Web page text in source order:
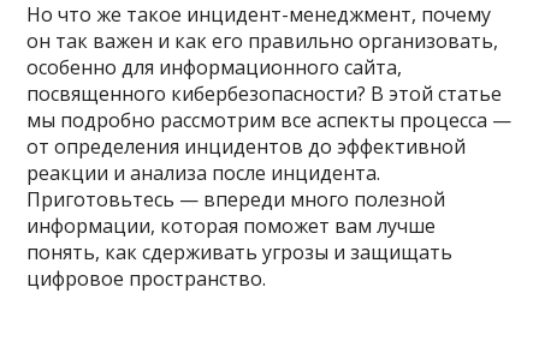
Но что же такое инцидент-менеджмент, почему
он так важен и как его правильно организовать,
особенно для информационного сайта,
посвященного кибербезопасности? В этой статье
мы подробно рассмотрим все аспекты процесса —
от определения инцидентов до эффективной
реакции и анализа после инцидента.
Приготовьтесь — впереди много полезной
информации, которая поможет вам лучше
понять, как сдерживать угрозы и защищать
цифровое пространство.